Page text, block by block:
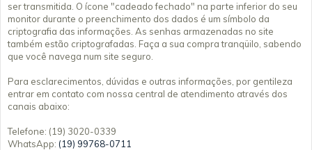
ser transmitida. O ícone "cadeado fechado" na parte inferior do seu
monitor durante o preenchimento dos dados é um símbolo da
criptografia das informações. As senhas armazenadas no site
também estão criptografadas. Faça a sua compra tranqüilo, sabendo
que você navega num site seguro.
Para esclarecimentos, dúvidas e outras informações, por gentileza
entrar em contato com nossa central de atendimento através dos
canais abaixo:
Telefone: (19) 3020-0339
WhatsApp: (19) 99768-0711